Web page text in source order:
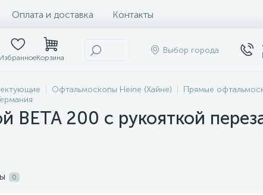
Оплата и доставка Контакты
ИзбранноеКорзина
Выбор города
Офтальмоскопы Heine (Хайне)
Прямые
BETA 200 с рукояткой
0